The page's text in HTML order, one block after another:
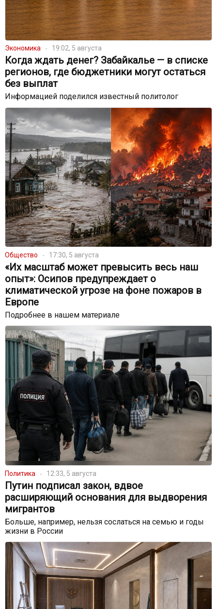
Экономика 19:02, 5 августа
Когда ждать денег? Забайкалье — в списке
регионов, где бюджетники могут остаться
без выплат
Информацией поделился известный политолог
Общество 17:30, 5 августа
«Их масштаб может превысить весь наш
опыт»: Осипов предупреждает о
климатической угрозе на фоне пожаров в
Европе
Подробнее в нашем материале
Политика 12:33, 5 августа
Путин подписал закон, вдвое
расширяющий основания для выдворения
мигрантов
Больше, например, нельзя сослаться на семью и годы
жизни в России